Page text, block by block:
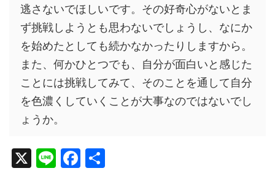
逃さないでほしいです。その好奇心がないとま
ず挑戦しようとも思わないでしょうし、なにか
を始めたとしても続かなかったりしますから。
また、何かひとつでも、自分が面白いと感じた
ことには挑戦してみて、そのことを通して自分
を色濃くしていくことが大事なのではないでし
ょうか。
X
Li F